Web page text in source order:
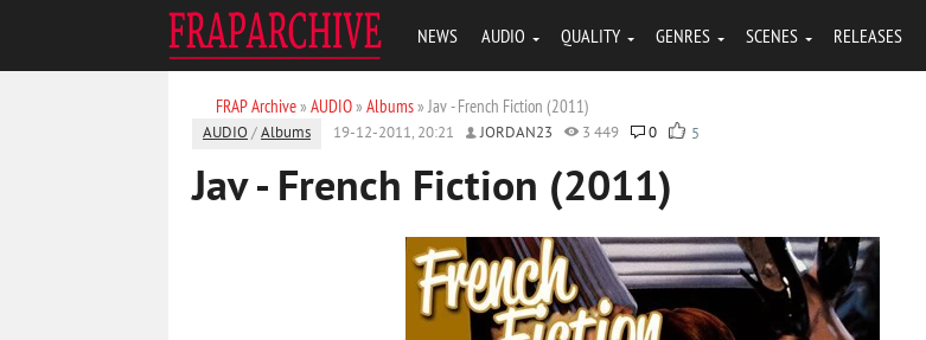
NEWS AUDIO QUALITY GENRES SCENES RELEASES
FRAP Archive» AUDIO» Albums» Jav - French Fiction (2011)
AUDIO /Albums 19-12-2011, 20:21 JORDAN23 3 449 0 5
Jav - French Fiction (2011)